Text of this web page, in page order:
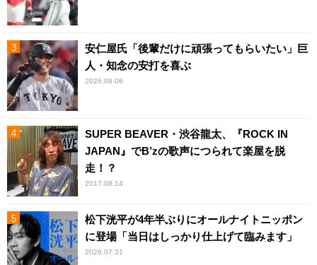
安仁屋氏「後輩だけに頑張ってもらいたい」巨
人・知念の安打を喜ぶ
2026.08.06
SUPER BEAVER・渋谷龍太、『ROCK IN
JAPAN』でB’zの歌声につられて楽屋を脱
走！？
2017.08.14
松下洸平が4年半ぶりにオールナイトニッポン
に登場「当日はしっかり仕上げて臨みます」
2026.07.31